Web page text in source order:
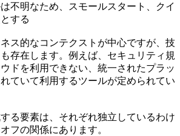
不明なため、スモールスタート、クイ
する
ネス的なコンテクストが中心ですが、技
存在します。例えば、セキュリティ規
ドを利用できない、統一されたプラッ
ていて利用するツールが定められてい
る要素は、それぞれ独立しているわけ
フの関係にあります。